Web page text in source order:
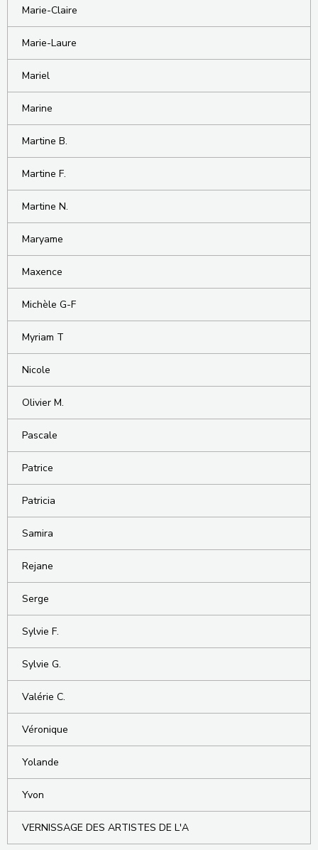
Marie-Claire
Marie-Laure
Mariel
Marine
Martine B.
Martine F.
Martine N.
Maryame
Maxence
Michèle G-F
Myriam T
Nicole
Olivier M.
Pascale
Patrice
Patricia
Samira
Rejane
Serge
Sylvie F.
Sylvie G.
Valérie C.
Véronique
Yolande
Yvon
VERNISSAGE DES ARTISTES DE L'A